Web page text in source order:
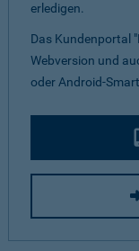
erledigen.
Das Kundenportal
Webversion und
oder Android-